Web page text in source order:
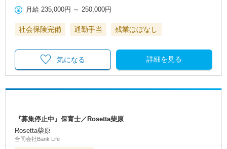
月給 235,000円 ～250,000円
社会保険完備 通勤手当 残業ほぼなし
詳細を見る
気になる
『募集停止中』保育士／Rosetta柴原
Rosetta柴原
合同会社Bank Life